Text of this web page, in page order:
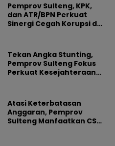
Pemprov Sulteng, KPK,
dan ATR/BPN Perkuat
Sinergi Cegah Korupsi di
Tekan Angka Stunting,
Pemprov Sulteng Fokus
Perkuat Kesejahteraan
Atasi Keterbatasan
Anggaran, Pemprov
Sulteng Manfaatkan CSR